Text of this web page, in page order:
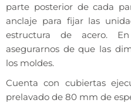
parte posterior de cada
anclaje para fijar las
estructura de acero.
asegurarnos de que las
los moldes.
Cuenta con cubiertas
prelavado de 80 mm de